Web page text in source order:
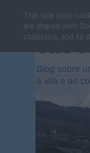
Cais
Blog sobre
à vila e ao
This site uses
are shared with
statistics, and to